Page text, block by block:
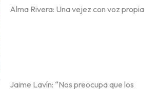
Alma Rivera: Una vejez con voz propia
Jaime Lavín: “Nos preocupa que los